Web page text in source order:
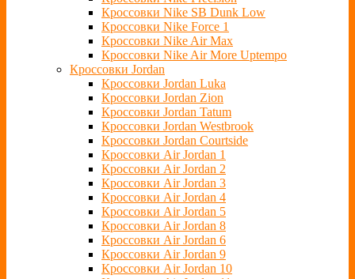
Кроссовки Nike SB Dunk Low
Кроссовки Nike Force 1
Кроссовки Nike Air Max
Кроссовки Nike Air More Uptempo
Кроссовки Jordan
Кроссовки Jordan Luka
Кроссовки Jordan Zion
Кроссовки Jordan Tatum
Кроссовки Jordan Westbrook
Кроссовки Jordan Courtside
Кроссовки Air Jordan 1
Кроссовки Air Jordan 2
Кроссовки Air Jordan 3
Кроссовки Air Jordan 4
Кроссовки Air Jordan 5
Кроссовки Air Jordan 8
Кроссовки Air Jordan 6
Кроссовки Air Jordan 9
Кроссовки Air Jordan 10